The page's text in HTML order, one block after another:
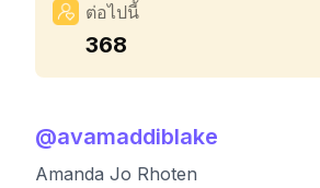
ต่อไปนี้
368
@avamaddiblake
Amanda Jo Rhoten